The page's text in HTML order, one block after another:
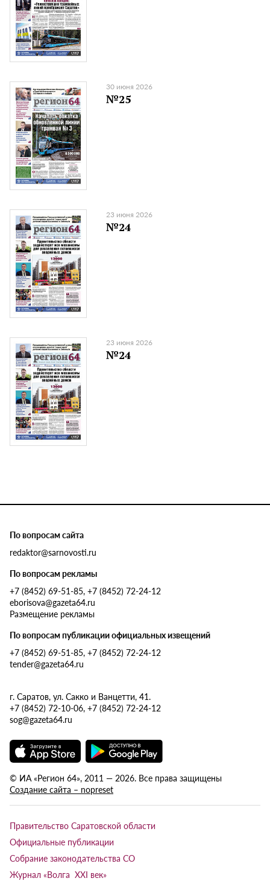
30 июня 2026
№25
23 июня 2026
№24
23 июня 2026
№24
По вопросам сайта
redaktor@sarnovosti.ru
По вопросам рекламы
+7 (8452) 69-51-85, +7 (8452) 72-24-12
eborisova@gazeta64.ru
Размещение рекламы
По вопросам публикации официальных извещений
+7 (8452) 69-51-85, +7 (8452) 72-24-12
tender@gazeta64.ru
г. Саратов, ул. Сакко и Ванцетти, 41.
+7 (8452) 72-10-06, +7 (8452) 72-24-12
sog@gazeta64.ru
© ИА «Регион 64», 2011 — 2026. Все права защищены
Создание сайта – nopreset
Правительство Саратовской области
Официальные публикации
Собрание законодательства СО
Журнал «Волга XXI век»